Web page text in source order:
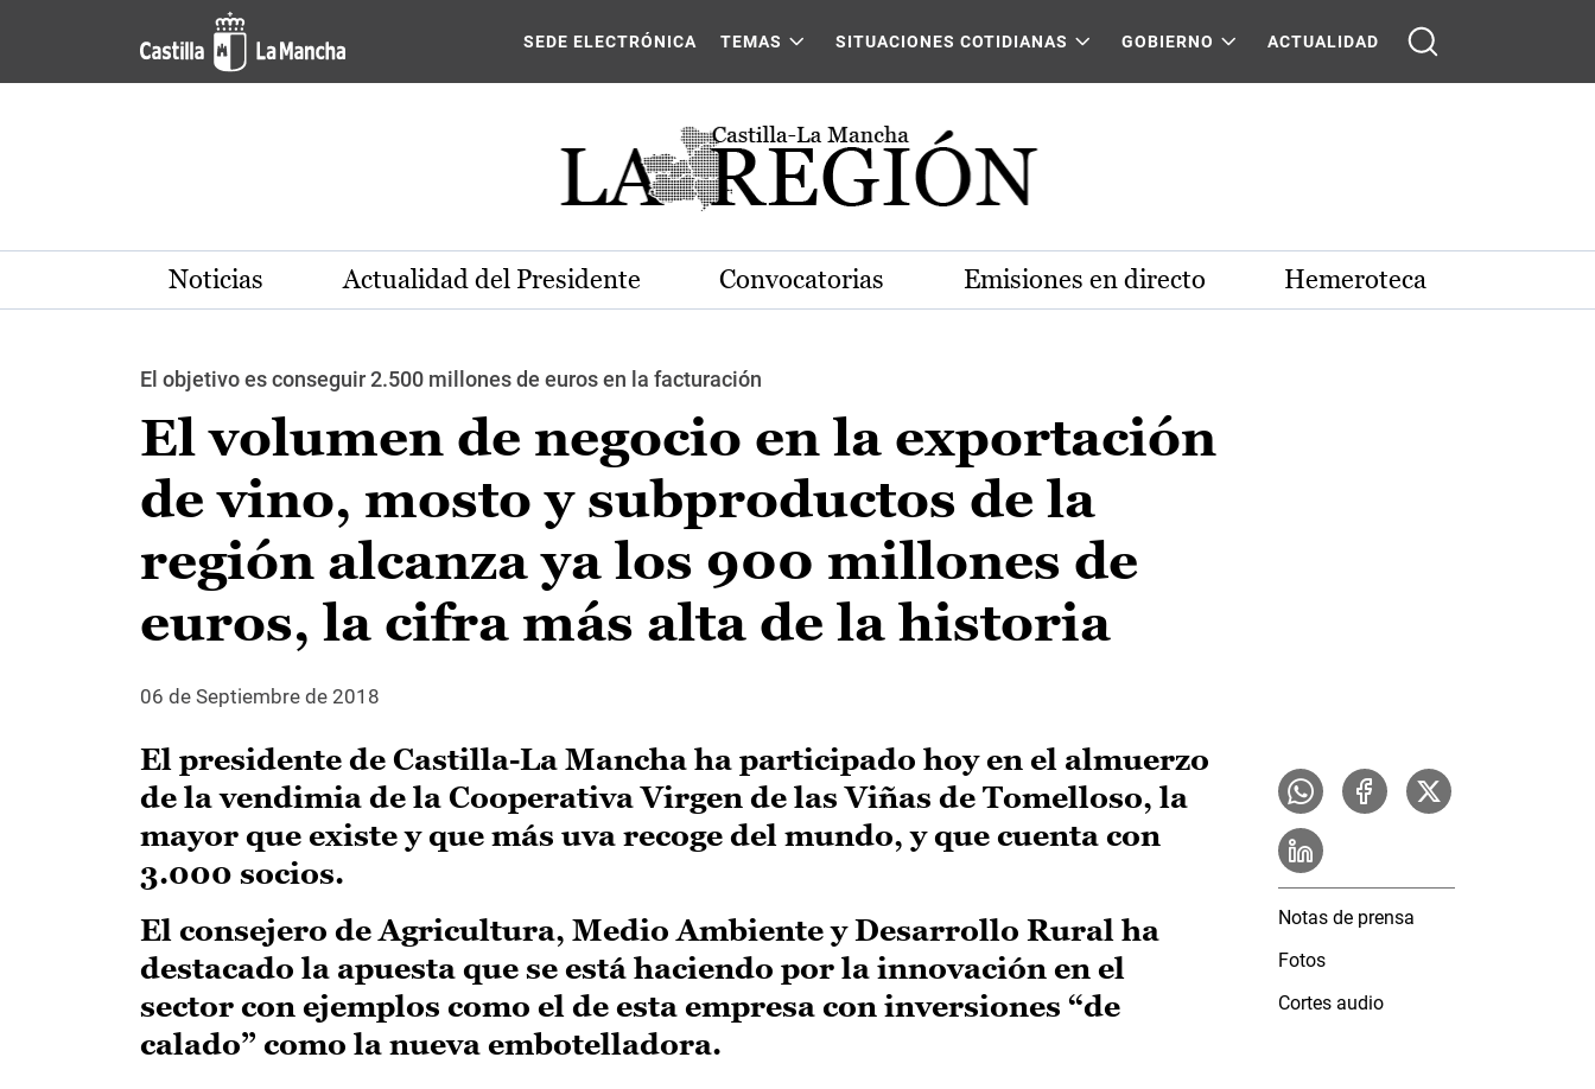
Pasar al contenido principal
SEDE ELECTRÓNICA TEMAS SITUACIONES COTIDIANAS GOBIERNO ACTUALIDAD
Noticias Actualidad del Presidente Convocatorias Emisiones en directo Hemeroteca
El objetivo es conseguir 2.500 millones de euros en la facturación
El volumen de negocio en la exportación
de vino, mosto y subproductos de la
región alcanza ya los 900 millones de
euros, la cifra más alta de la historia
06 de Septiembre de 2018
El presidente de Castilla-La Mancha ha participado hoy en el almuerzo
de la vendimia de la Cooperativa Virgen de las Viñas de Tomelloso, la
mayor que existe y que más uva recoge del mundo, y que cuenta con
3.000 socios.
El consejero de Agricultura, Medio Ambiente y Desarrollo Rural ha
destacado la apuesta que se está haciendo por la innovación en el
sector con ejemplos como el de esta empresa con inversiones “de
calado” como la nueva embotelladora.
Notas de prensa
Fotos
Cortes audio